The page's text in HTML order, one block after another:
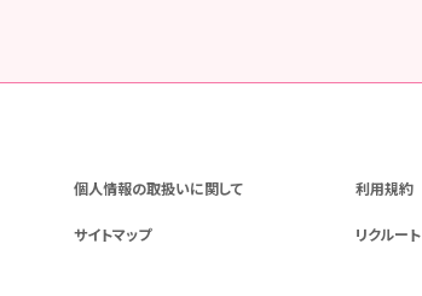
個人情報の取扱いに関して 利用規約
サイトマップ リクルート